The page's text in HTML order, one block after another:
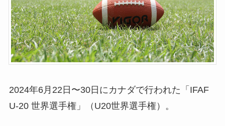
2024年6月22日〜30日にカナダで行われた「IFAF
U-20 世界選手権」（U20世界選手権）。